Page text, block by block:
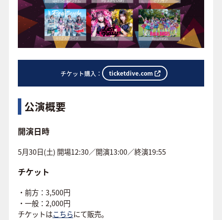
チケット購入： ticketdive.com
公演概要
開演日時
5月30日(土) 開場12:30／開演13:00／終演19:55
チケット
・前方：3,500円
・一般：2,000円
チケットはこちらにて販売。